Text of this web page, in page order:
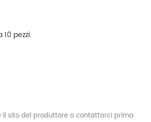
pezzi.
il sito del produttore o contattarci prima